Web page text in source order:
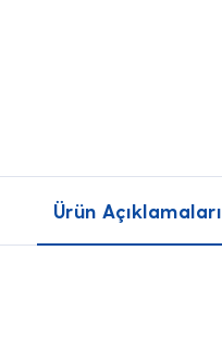
Ürün Açıklamaları